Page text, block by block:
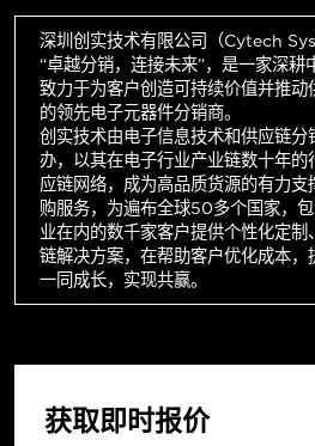
深圳创实技术有限公司（Cytech
“卓越分销，连接未来”，是一家深耕
致力于为客户创造可持续价值并推动
的领先电子元器件分销商。
创实技术由电子信息技术和供应链分
办，以其在电子行业产业链数十年的
应链网络，成为高品质货源的有力
购服务，为遍布全球50多个国家，
业在内的数千家客户提供个性化定
链解决方案，在帮助客户优化成本，
一同成长，实现共赢。
获取即时报价